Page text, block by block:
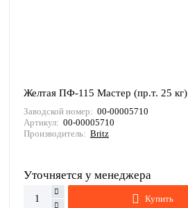
Желтая ПФ-115 Мастер (пр.т. 25 кг)
Заводской номер: 00-00005710
Артикул: 00-00005710
Производитель: Britz
Уточняется у менеджера
Купить